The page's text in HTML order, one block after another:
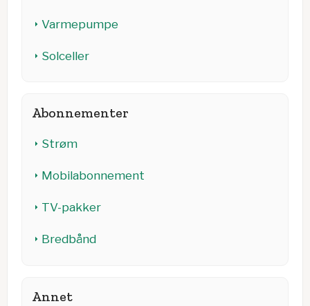
Varmepumpe
Solceller
Abonnementer
Strøm
Mobilabonnement
TV-pakker
Bredbånd
Annet